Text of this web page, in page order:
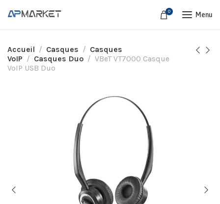
0 Menu
Accueil Casques
Casques
VoIP
Casques Duo
VBeT VT7000 Casque
VoIP USB Duo